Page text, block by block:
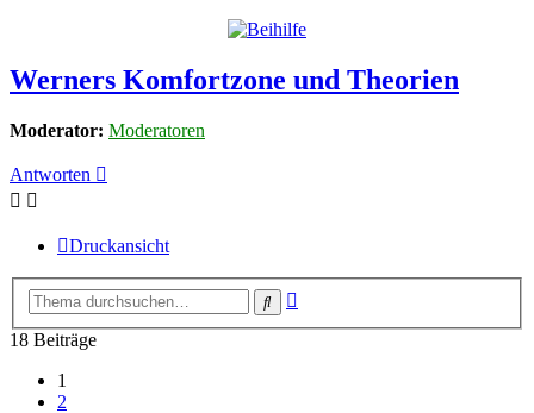
Werners Komfortzone und Theorien
Moderator: Moderatoren
Antworten
Druckansicht
Suche
18 Beiträge
1
2